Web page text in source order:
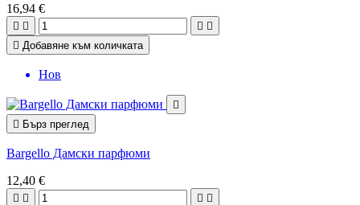
16,94 €
   
 Добавяне към количката
Нов

 Бърз преглед
Bargello Дамски парфюми
12,40 €
   